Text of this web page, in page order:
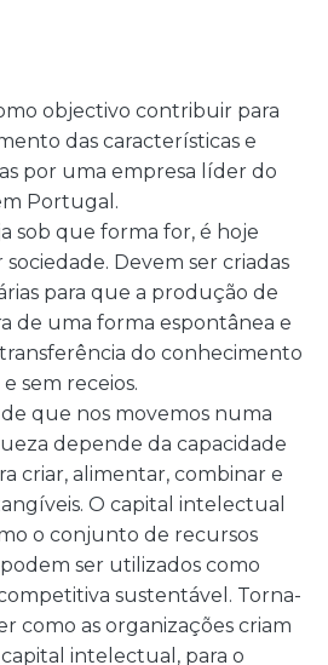
objectivo contribuir para
das características e
por uma empresa líder do
Portugal.
sob que forma for, é hoje
Devem ser criadas
para que a produção de
de uma forma espontânea e
do conhecimento
sem receios.
que nos movemos numa
depende da capacidade
criar, alimentar, combinar e
O capital intelectual
o conjunto de recursos
ser utilizados como
sustentável. Torna-
como as organizações criam
intelectual, para o